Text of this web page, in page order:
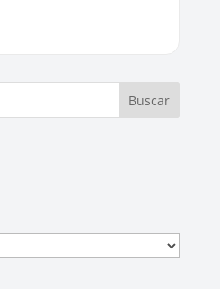
Buscar